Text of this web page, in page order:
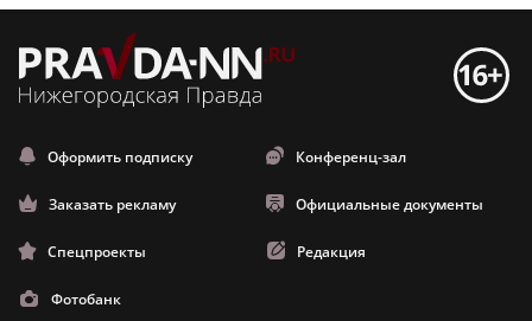
Оформить подписку Конференц-зал
Заказать рекламу Официальные документы
Спецпроекты Редакция
Фотобанк